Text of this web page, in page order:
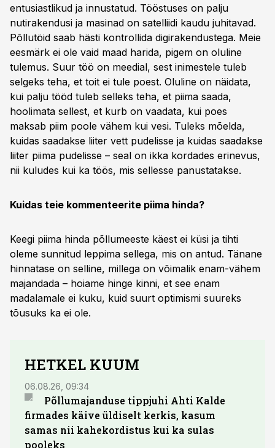
entusiastlikud ja innustatud. Tööstuses on palju
nutirakendusi ja masinad on satelliidi kaudu juhitavad.
Põllutöid saab hästi kontrollida digirakendustega. Meie
eesmärk ei ole vaid maad harida, pigem on oluline
tulemus. Suur töö on meedial, sest inimestele tuleb
selgeks teha, et toit ei tule poest. Oluline on näidata,
kui palju tööd tuleb selleks teha, et piima saada,
hoolimata sellest, et kurb on vaadata, kui poes
maksab piim poole vähem kui vesi. Tuleks mõelda,
kuidas saadakse liiter vett pudelisse ja kuidas saadakse
liiter piima pudelisse – seal on ikka kordades erinevus,
nii kuludes kui ka töös, mis sellesse panustatakse.
Kuidas teie kommenteerite piima hinda?
Keegi piima hinda põllumeeste käest ei küsi ja tihti
oleme sunnitud leppima sellega, mis on antud. Tänane
hinnatase on selline, millega on võimalik enam-vähem
majandada – hoiame hinge kinni, et see enam
madalamale ei kuku, kuid suurt optimismi suureks
tõusuks ka ei ole.
HETKEL KUUM
06.08.26, 09:34
Põllumajanduse tippjuhi Ahti Kalde
firmades käive üldiselt kerkis, kasum
samas nii kahekordistus kui ka sulas
pooleks